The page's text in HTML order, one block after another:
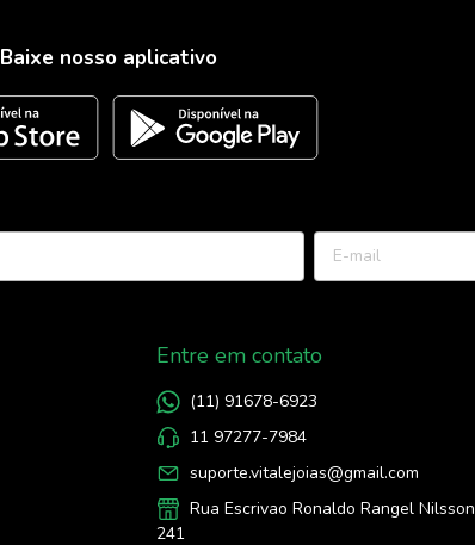
Baixe nosso aplicativo
Entre em contato
(11) 91678-6923
11 97277-7984
suporte.vitalejoias@gmail.com
Rua Escrivao Ronaldo Rangel Nilsson
241